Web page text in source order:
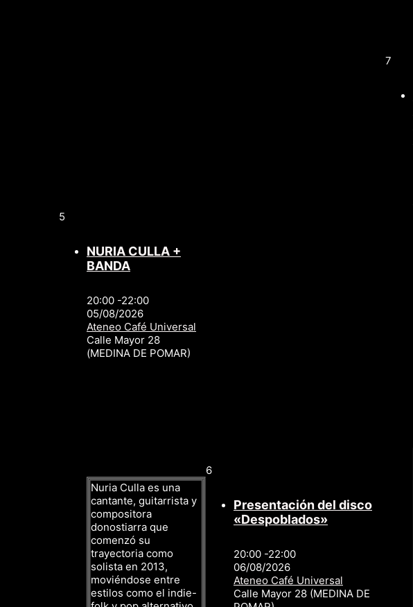
5
NURIA CULLA +
BANDA
20:00 -22:00
05/08/2026
Ateneo Café Universal
Calle Mayor 28
(MEDINA DE POMAR)
Nuria Culla es una
cantante, guitarrista y
compositora
donostiarra que
comenzó su
trayectoria como
solista en 2013,
moviéndose entre
estilos como el indie-
6
Presentación del disco
«Despoblados»
20:00 -22:00
06/08/2026
Ateneo Café Universal
Calle Mayor 28 (MEDINA DE
7